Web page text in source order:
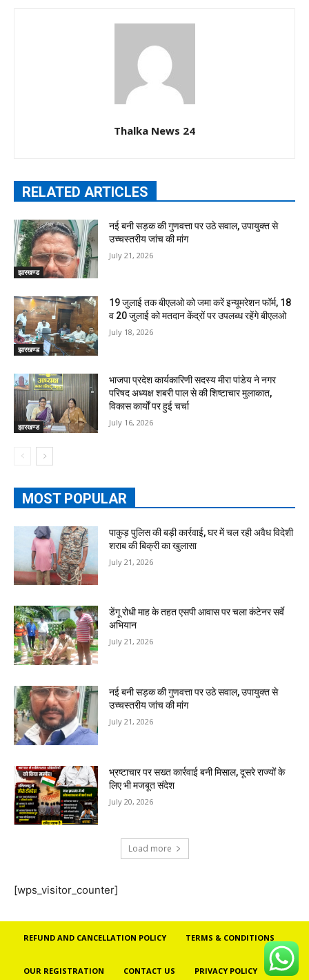
Thalka News 24
RELATED ARTICLES
झारखण्ड
नई बनी सड़क की गुणवत्ता पर उठे सवाल, उपायुक्त से
उच्चस्तरीय जांच की मांग
July 21, 2026
झारखण्ड
19 जुलाई तक बीएलओ को जमा करें इन्यूमरेशन फॉर्म, 18
व 20 जुलाई को मतदान केंद्रों पर उपलब्ध रहेंगे बीएलओ
July 18, 2026
झारखण्ड
भाजपा प्रदेश कार्यकारिणी सदस्य मीरा पांडेय ने नगर
परिषद अध्यक्ष शबरी पाल से की शिष्टाचार मुलाकात,
विकास कार्यों पर हुई चर्चा
July 16, 2026
MOST POPULAR
पाकुड़ पुलिस की बड़ी कार्रवाई, घर में चल रही अवैध विदेशी
शराब की बिक्री का खुलासा
July 21, 2026
डेंगू रोधी माह के तहत एसपी आवास पर चला कंटेनर सर्वे
अभियान
July 21, 2026
नई बनी सड़क की गुणवत्ता पर उठे सवाल, उपायुक्त से
उच्चस्तरीय जांच की मांग
July 21, 2026
भ्रष्टाचार पर सख्त कार्रवाई बनी मिसाल, दूसरे राज्यों के
लिए भी मजबूत संदेश
July 20, 2026
Load more
[wps_visitor_counter]
REFUND AND CANCELLATION POLICY TERMS & CONDITIONS
OUR REGISTRATION CONTACT US PRIVACY POLICY